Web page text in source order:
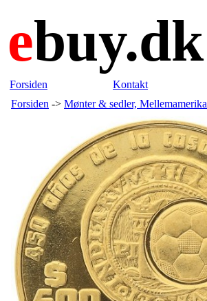
ebuy.dk
Forsiden Kontakt
Forsiden -> Mønter & sedler, Mellemamerika